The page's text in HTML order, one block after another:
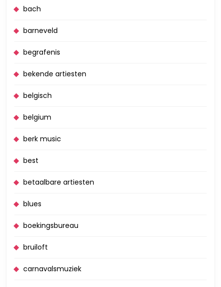
bach
barneveld
begrafenis
bekende artiesten
belgisch
belgium
berk music
best
betaalbare artiesten
blues
boekingsbureau
bruiloft
carnavalsmuziek